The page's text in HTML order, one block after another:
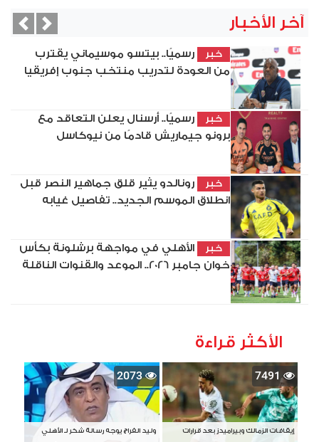
آخر الأخبار
خبر
رسميًا.. بيتسو موسيماني يقترب
من العودة لتدريب منتخب جنوب إفريقيا
خبر
رسميًا.. أرسنال يعلن التعاقد مع
برونو جيماريش قادمًا من نيوكاسل
خبر
رونالدو يثير قلق جماهير النصر قبل
انطلاق الموسم الجديد.. تفاصيل غيابه
خبر
الأهلي في مواجهة برشلونة بكأس
خوان جامبر 2026.. الموعد والقنوات الناقلة
Next
الأكثر قراءة
7491
إيقافات الزمالك وبيراميدز بعد قرارات
2073
وليد الفراج يوجه رسالة شكر لـ الأهلي